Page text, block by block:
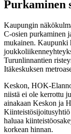
Purkaminen
Kaupungin
C-osien purkaminen
mukainen. Kaupunki
Turunlinnantien
Itäkeskuksen
Keskon, HOK-
niistä ei ole kerrottu
ainakaan Keskon ja
Kiinteistösijoitusyhtiö
haluaa
korkean hinnan.